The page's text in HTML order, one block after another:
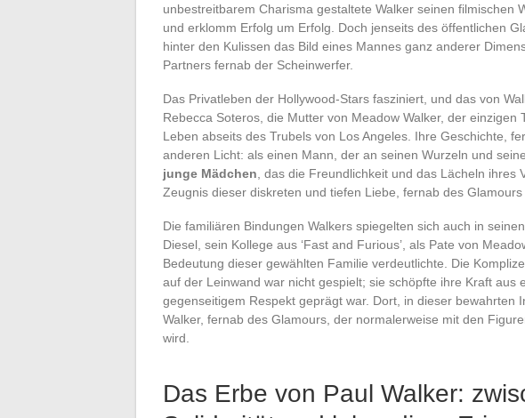
unbestreitbarem Charisma gestaltete Walker seinen filmischen
und erklomm Erfolg um Erfolg. Doch jenseits des öffentlichen
hinter den Kulissen das Bild eines Mannes ganz anderer
Partners fernab der Scheinwerfer.
Das Privatleben der Hollywood-Stars fasziniert, und das von
Rebecca Soteros, die Mutter von Meadow Walker, der einzigen
Leben abseits des Trubels von Los Angeles. Ihre Geschichte,
anderen Licht: als einen Mann, der an seinen Wurzeln und
junge Mädchen , das die Freundlichkeit und das Lächeln
Zeugnis dieser diskreten und tiefen Liebe, fernab des Glamours
Die familiären Bindungen Walkers spiegelten sich auch in
Diesel, sein Kollege aus ‘Fast and Furious’, als Pate von
Bedeutung dieser gewählten Familie verdeutlichte. Die
auf der Leinwand war nicht gespielt; sie schöpfte ihre Kraft aus
gegenseitigem Respekt geprägt war. Dort, in dieser bewahrten
Walker, fernab des Glamours, der normalerweise mit den
wird.
Das Erbe von Paul Walker: